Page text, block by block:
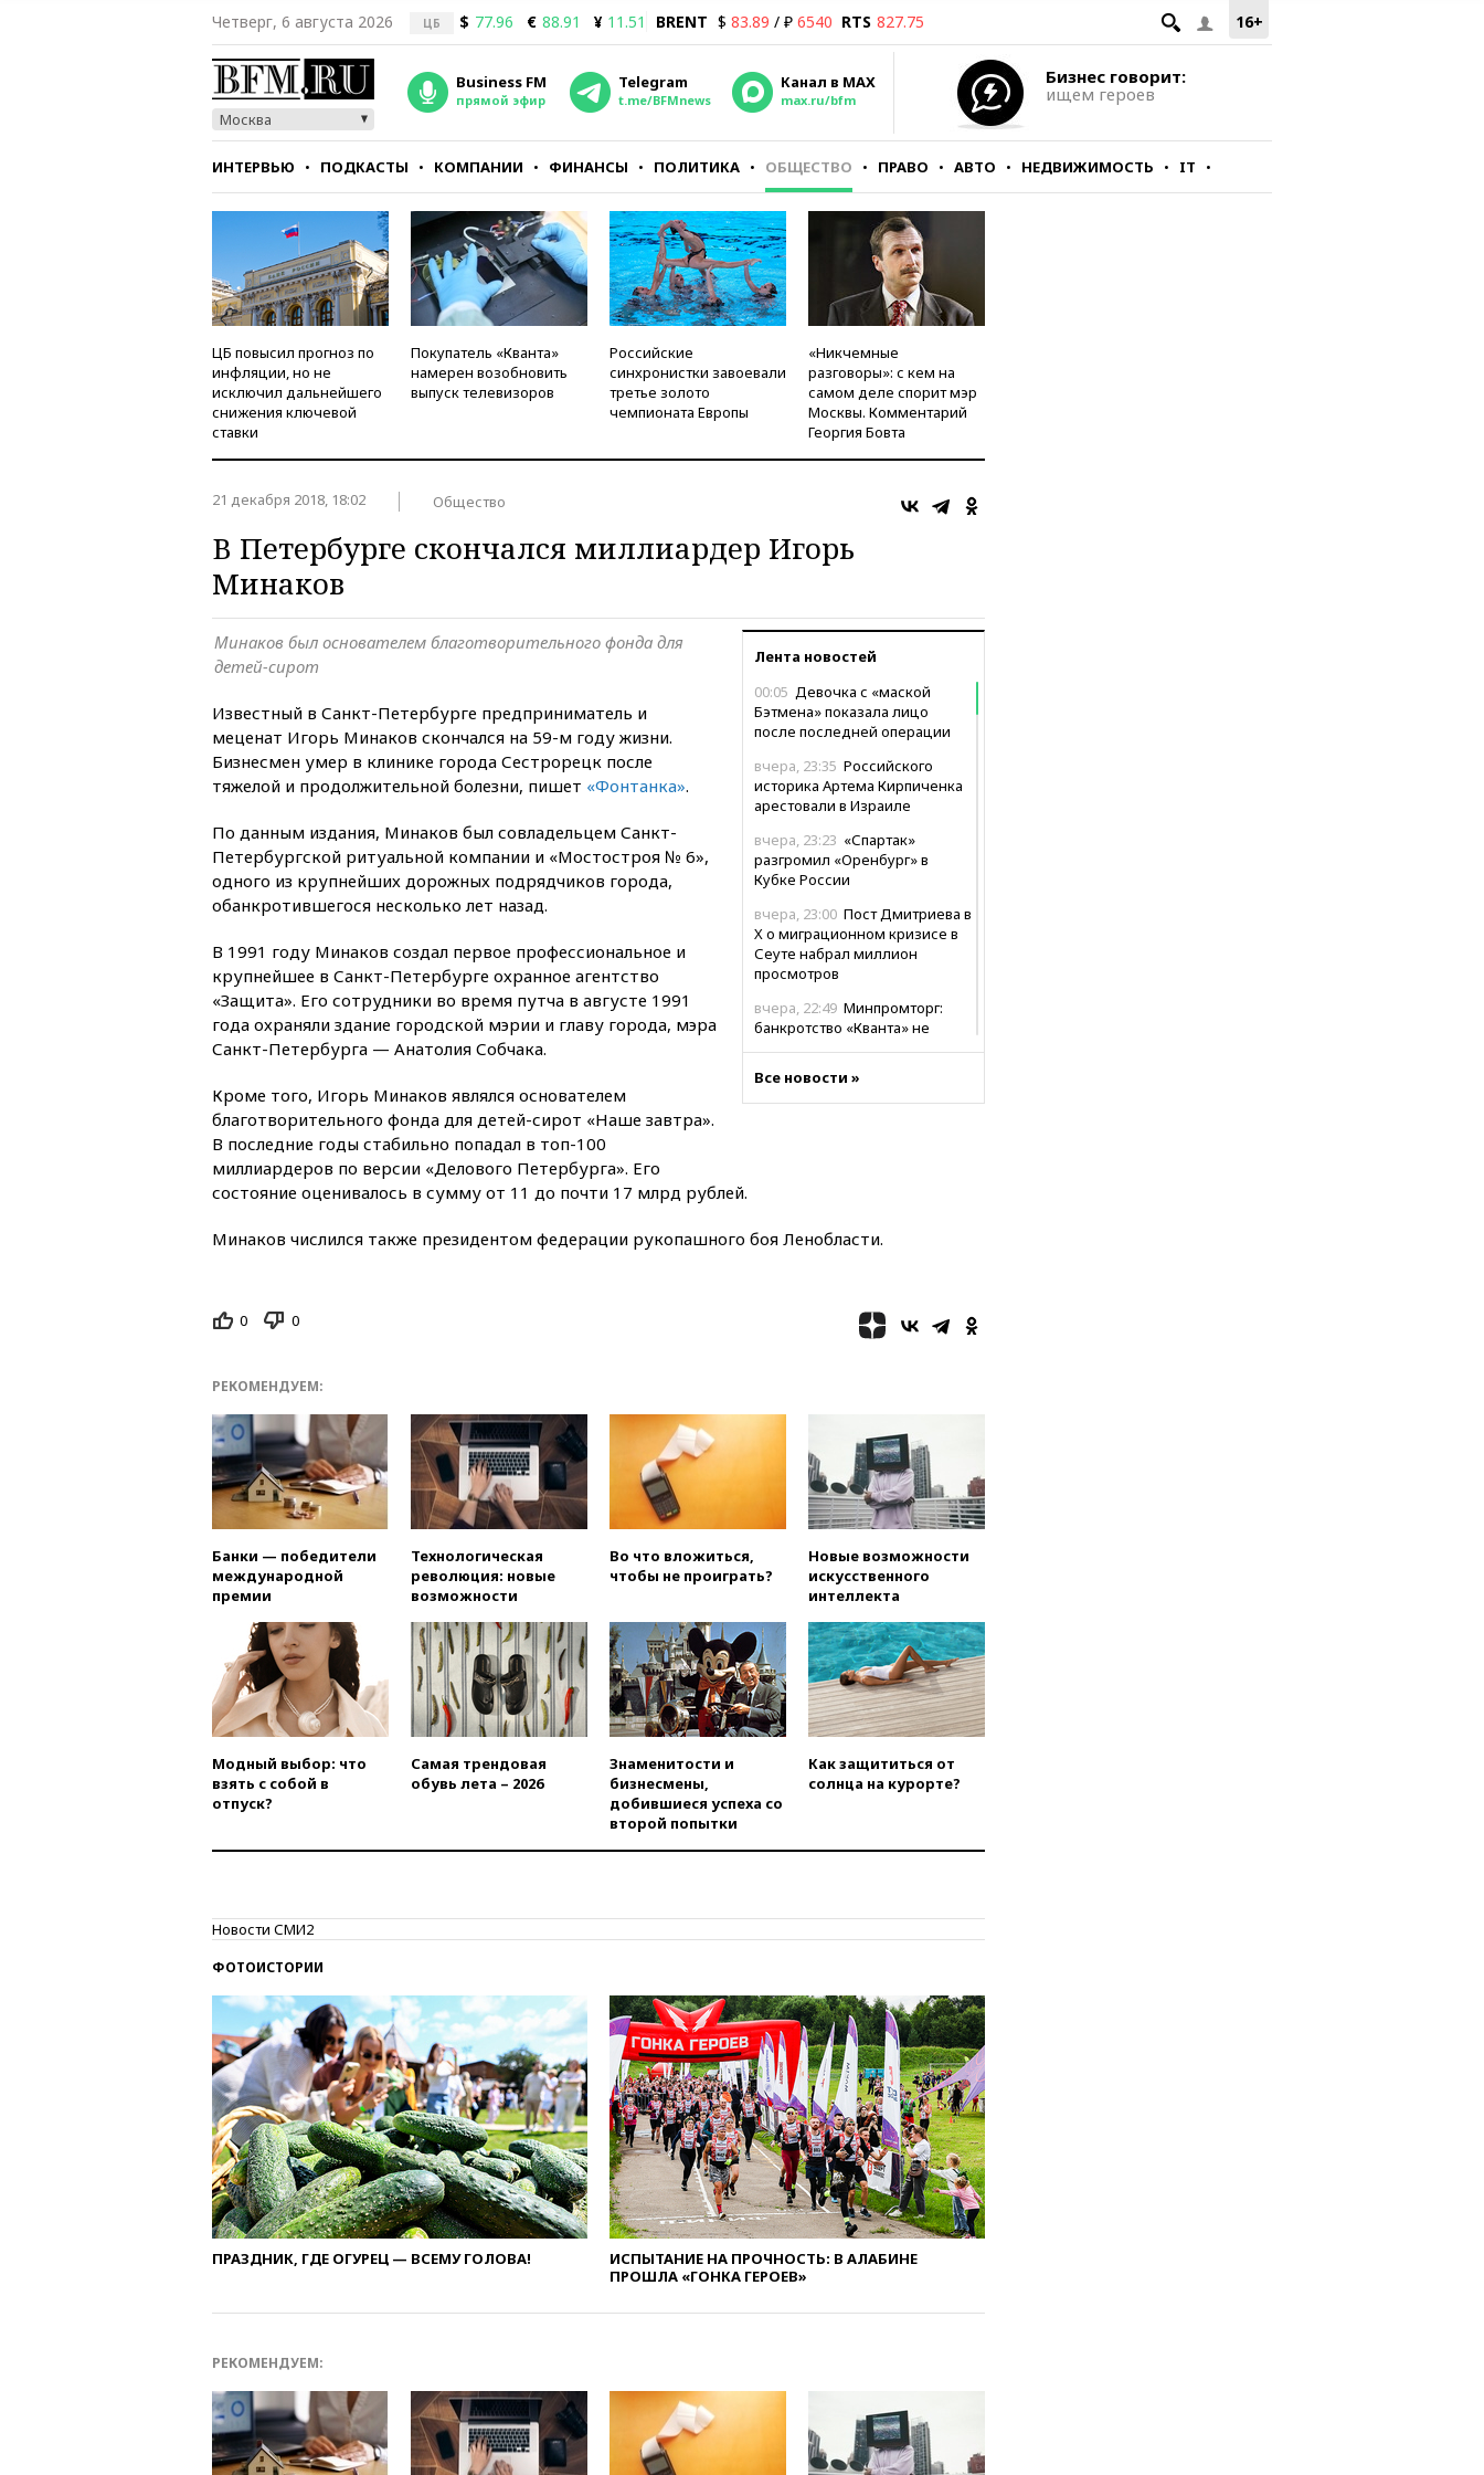
16+
Четверг, 6 августа 2026 ЦБ $ 77.96 € 88.91 ¥ 11.51 BRENT $ 83.89 / ₽ 6540 RTS 827.75
Москва
Business FM
прямой эфир
Telegram
t.me/BFMnews
Канал в MAX
max.ru/bfm
Бизнес говорит:
ищем героев
ИНТЕРВЬЮ ПОДКАСТЫ КОМПАНИИ ФИНАНСЫ ПОЛИТИКА ОБЩЕСТВО ПРАВО АВТО НЕДВИЖИМОСТЬ IT
СТИЛЬ ТЕСТЫ
ЦБ повысил прогноз по
инфляции, но не
исключил дальнейшего
снижения ключевой
ставки
Покупатель «Кванта»
намерен возобновить
выпуск телевизоров
Российские
синхронистки завоевали
третье золото
чемпионата Европы
«Никчемные
разговоры»: с кем на
самом деле спорит мэр
Москвы. Комментарий
Георгия Бовта
21 декабря 2018, 18:02 Общество
В Петербурге скончался миллиардер Игорь
Минаков
Лента новостей
00:05 Девочка с «маской
Бэтмена» показала лицо
после последней операции
вчера, 23:35 Российского
историка Артема Кирпиченка
арестовали в Израиле
вчера, 23:23 «Спартак»
разгромил «Оренбург» в
Кубке России
вчера, 23:00 Пост Дмитриева в
X о миграционном кризисе в
Сеуте набрал миллион
просмотров
вчера, 22:49 Минпромторг:
банкротство «Кванта» не
РФ
доходы российского бюджета
исламского банкинга
Организаторы
Машков: в РФ
подготовили концепцию
развития театрального
искусства до 2035 года
вчера, 21:21Правительство
РФ разрешило продажу
бензина старых
экологических классов
вчера, 21:15Путин обсудил с
Машковым 150-летие Союза
театральных деятелей
вчера, 20:47Newsweek:
«взрывная» диарея охватила
47 из 50 штатов США
вчера, 20:35 ПВО за 12 часов
сбила 200 украинских
беспилотников
вчера, 20:20Третий комплект
вчера, 20:15ТАСС: жизни
главы «Уралдронзавода»
вчера, 20:08По всей Грузии
снова отключилось
электричество
вчера, 20:00 Зеленский связал
дефицит ракет с попыткой
Запада принудить Киев к
уступкам
вчера, 19:45Памфилова: ЦИК
примет беспрецедентные
меры безопасности во время
выборов
вчера, 19:35
партийных списков на выборах
прокомментировал первый
номер «Единой России» в
бюллетене
вчера, 19:15Путин обсудил с
Все новости »
Минаков был основателем благотворительного фонда для
детей-сирот
Известный в Санкт-Петербурге предприниматель и
меценат Игорь Минаков скончался на 59-м году жизни.
Бизнесмен умер в клинике города Сестрорецк после
тяжелой и продолжительной болезни, пишет «Фонтанка».
По данным издания, Минаков был совладельцем Санкт-
Петербургской ритуальной компании и «Мостостроя № 6»,
одного из крупнейших дорожных подрядчиков города,
обанкротившегося несколько лет назад.
В 1991 году Минаков создал первое профессиональное и
крупнейшее в Санкт-Петербурге охранное агентство
«Защита». Его сотрудники во время путча в августе 1991
года охраняли здание городской мэрии и главу города, мэра
Санкт-Петербурга — Анатолия Собчака.
Кроме того, Игорь Минаков являлся основателем
благотворительного фонда для детей-сирот «Наше завтра».
В последние годы стабильно попадал в топ-100
миллиардеров по версии «Делового Петербурга». Его
состояние оценивалось в сумму от 11 до почти 17 млрд рублей.
Минаков числился также президентом федерации рукопашного боя Ленобласти.
0 0
РЕКОМЕНДУЕМ:
Банки — победители
международной
премии
Технологическая
революция: новые
возможности
Во что вложиться,
чтобы не проиграть?
Новые возможности
искусственного
интеллекта
Модный выбор: что
взять с собой в
отпуск?
Самая трендовая
обувь лета – 2026
Знаменитости и
бизнесмены,
добившиеся успеха со
второй попытки
Как защититься от
солнца на курорте?
Новости СМИ2
ФОТОИСТОРИИ
ПРАЗДНИК, ГДЕ ОГУРЕЦ — ВСЕМУ ГОЛОВА!
ИСПЫТАНИЕ НА ПРОЧНОСТЬ: В АЛАБИНЕ
ПРОШЛА «ГОНКА ГЕРОЕВ»
РЕКОМЕНДУЕМ: